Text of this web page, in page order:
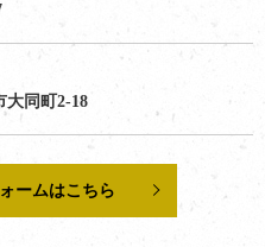
大同町2-18
ームはこちら